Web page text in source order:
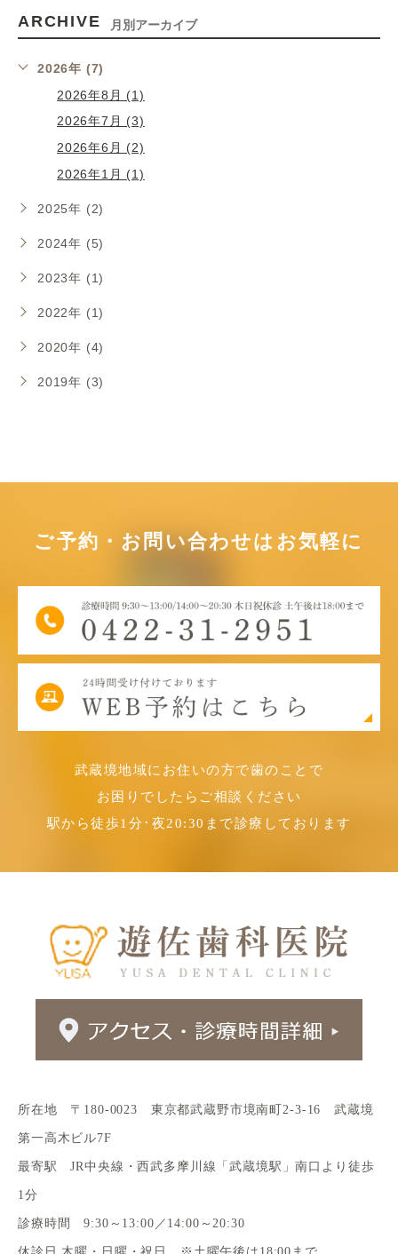
ARCHIVE 月別アーカイブ
2026年 (7)
2026年8月 (1)
2026年7月 (3)
2026年6月 (2)
2026年1月 (1)
2025年 (2)
2024年 (5)
2023年 (1)
2022年 (1)
2020年 (4)
2019年 (3)
ご予約・お問い合わせは お気軽に
武蔵境地域にお住いの方で歯のことで
お困りでしたらご相談ください
駅から徒歩1分･夜20:30まで診療しております
所在地 〒180-0023 東京都武蔵野市境南町2-3-16 武蔵境
第一高木ビル7F
最寄駅 JR中央線・西武多摩川線「武蔵境駅」南口より徒歩
1分
診療時間 9:30～13:00／14:00～20:30